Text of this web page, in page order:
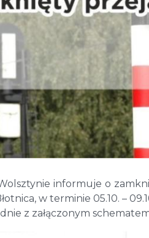
informuje o
w terminie 05.10. –
z załączonym